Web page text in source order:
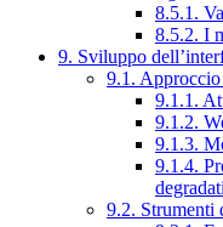
8.5.1.
8.5.2. I
9. Sviluppo
9.1.
9.1.1.
9.1.2.
9.1.3.
9.1.4.
9.2. Strumenti